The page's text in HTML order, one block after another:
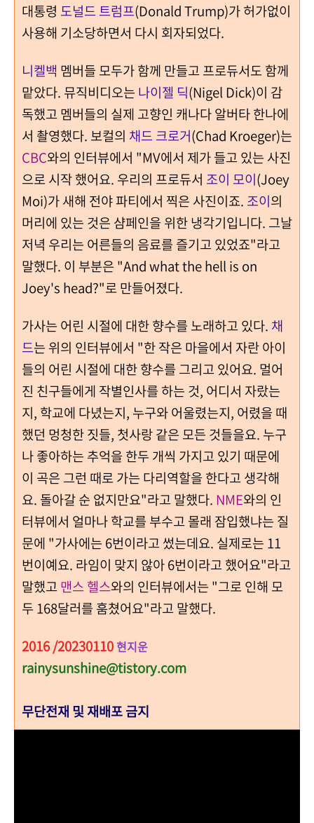
대통령 도널드 트럼프(Donald Trump)가 허가없이
사용해 기소당하면서 다시 회자되었다.
니켈백 멤버들 모두가 함께 만들고 프로듀서도 함께
맡았다. 뮤직비디오는 나이젤 딕(Nigel Dick)이 감
독했고 멤버들의 실제 고향인 캐나다 알버타 한나에
서 촬영했다. 보컬의 채드 크로거(Chad Kroeger)는
CBC와의 인터뷰에서 "MV에서 제가 들고 있는 사진
으로 시작 했어요. 우리의 프로듀서 조이 모이(Joey
Moi)가 새해 전야 파티에서 찍은 사진이죠. 조이의
머리에 있는 것은 샴페인을 위한 냉각기입니다. 그날
저녁 우리는 어른들의 음료를 즐기고 있었죠"라고
말했다. 이 부분은 "And what the hell is on
Joey's head?"로 만들어졌다.
가사는 어린 시절에 대한 향수를 노래하고 있다. 채
드는 위의 인터뷰에서 "한 작은 마을에서 자란 아이
들의 어린 시절에 대한 향수를 그리고 있어요. 멀어
진 친구들에게 작별인사를 하는 것, 어디서 자랐는
지, 학교에 다녔는지, 누구와 어울렸는지, 어렸을 때
했던 멍청한 짓들, 첫사랑 같은 모든 것들을요. 누구
나 좋아하는 추억을 한두 개씩 가지고 있기 때문에
이 곡은 그런 때로 가는 다리역할을 한다고 생각해
요. 돌아갈 순 없지만요"라고 말했다. NME와의 인
터뷰에서 얼마나 학교를 부수고 몰래 잠입했냐는 질
문에 "가사에는 6번이라고 썼는데요. 실제로는 11
번이예요. 라임이 맞지 않아 6번이라고 했어요"라고
말했고 맨스 헬스와의 인터뷰에서는 "그로 인해 모
두 168달러를 훔쳤어요"라고 말했다.
2016 /20230110 현지운
rainysunshine@tistory.com
무단전재 및 재배포 금지